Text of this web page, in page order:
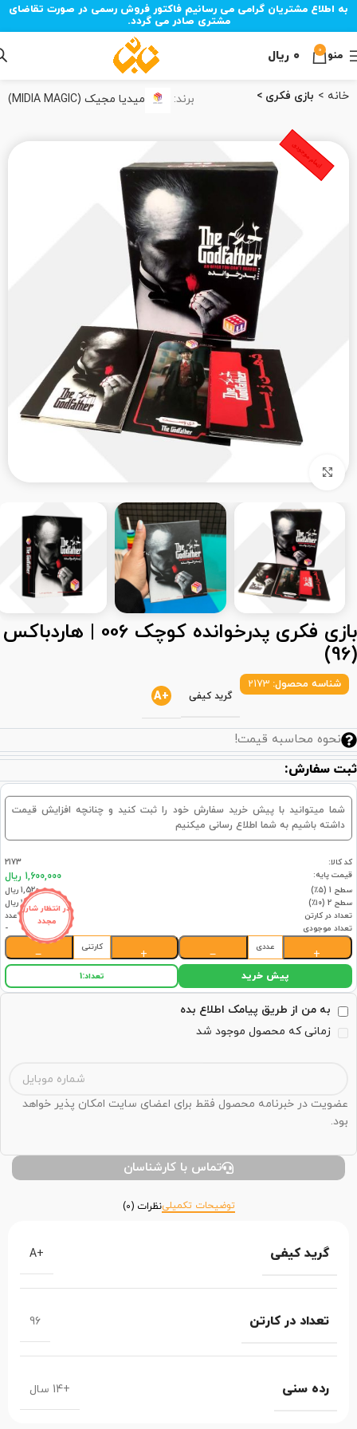
به اطلاع مشتریان گرامی می رسانیم فاکتور فروش رسمی در صورت تقاضای
مشتری صادر می گردد.
منو 0 ۰ ریال
خانه بازی فکری برند: میدیا مجیک (MIDIA MAGIC)
اتمام موجودی
بازی فکری پدرخوانده کوچک 006 | هاردباکس
(96)
شناسه محصول: 2173
گرید کیفی +A
نحوه محاسبه قیمت!
ثبت سفارش:
شما میتوانید با پیش خرید سفارش خود را ثبت کنید و چنانچه افزایش قیمت
داشته باشیم به شما اطلاع رسانی میکنیم
در انتظار شارژ
مجدد
کد کالا:
2173
قیمت پایه:
1,600,000 ریال
سطح 1 (۵٪)
1,520,000 ریال
سطح 2 (۱۰٪)
1,440,000 ریال
تعداد در کارتن
96عدد
تعداد موجودی
-
+
عددی
−
+
کارتنی
−
پیش خرید تعداد:1
به من از طریق پیامک اطلاع بده
زمانی که محصول موجود شد
عضویت در خبرنامه محصول فقط برای اعضای سایت امکان پذیر خواهد
بود.
تماس با کارشناسان
توضیحات تکمیلینظرات (0)
گرید کیفی +A
تعداد در کارتن 96
رده سنی +14 سال